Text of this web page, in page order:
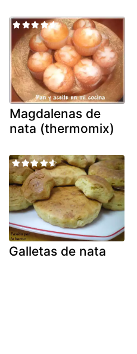
Magdalenas de
nata (thermomix)
Galletas de nata